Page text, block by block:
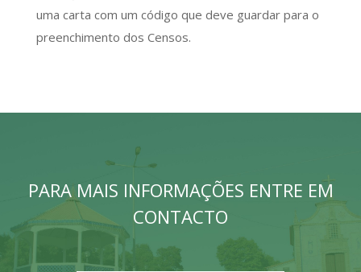
uma carta com um código que deve guardar para o
preenchimento dos Censos.
PARA MAIS INFORMAÇÕES ENTRE EM
CONTACTO